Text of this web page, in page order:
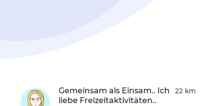
Gemeinsam als Einsam.. Ich
liebe Freizeitaktivitäten..
22 km